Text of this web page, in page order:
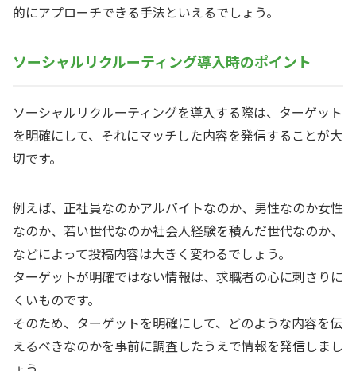
的にアプローチできる手法といえるでしょう。
ソーシャルリクルーティング導入時のポイント
ソーシャルリクルーティングを導入する際は、ターゲット
を明確にして、それにマッチした内容を発信することが大
切です。
例えば、正社員なのかアルバイトなのか、男性なのか女性
なのか、若い世代なのか社会人経験を積んだ世代なのか、
などによって投稿内容は大きく変わるでしょう。
ターゲットが明確ではない情報は、求職者の心に刺さりに
くいものです。
そのため、ターゲットを明確にして、どのような内容を伝
えるべきなのかを事前に調査したうえで情報を発信しまし